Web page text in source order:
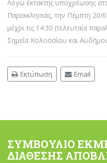
Λόγω έκτακτης υποχρέωσης
Παρεκκλησιάς, την Πέμπτη
μέχρι τις 14:30 (τελευταία
Σημεία Κολοσσίου και
Εκτύπωση Email
ΣΥΜΒΟΥΛΙΟ
ΔΙΑΘΕΣΗΣ